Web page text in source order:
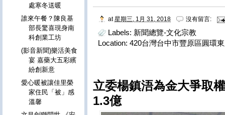
at星期三, 1月 31, 2018 沒有留言:
Labels: 新聞總覽-文化宗教
Location: 420台灣台中市豐原區圓環
立委楊鎮浯為金大爭取
1.3億
處寒冬送暖
誰來午餐？陳良基
部長驚喜現身南
科創業工坊
(影音新聞)樂活美食
宴 嘉藥大五彩繽
紛創新意
愛心暖被讓佳里榮
家住民「被」感
溫馨